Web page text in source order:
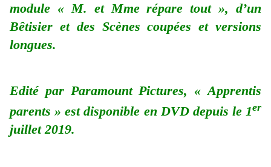
module « M. et Mme répare tout », d’un
Bêtisier et des Scènes coupées et versions
longues.
Edité par Paramount Pictures, « Apprentis
parents » est disponible en DVD depuis le 1er
juillet 2019.